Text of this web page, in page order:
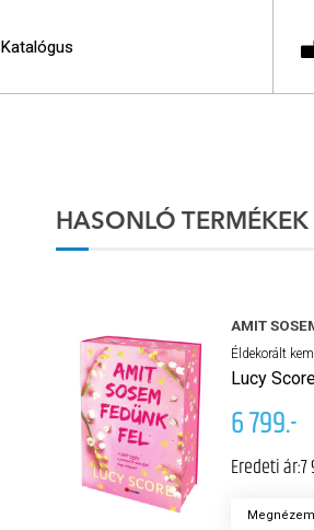
Katalógus
HASONLÓ TERMÉKEK
AMIT
Éldekorált
Lucy
6 799.-
Eredeti ár:7
Megnézem